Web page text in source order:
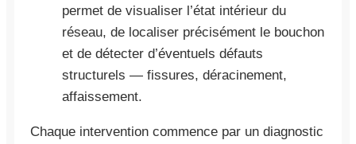
permet de visualiser l’état intérieur du
réseau, de localiser précisément le bouchon
et de détecter d’éventuels défauts
structurels — fissures, déracinement,
affaissement.
Chaque intervention commence par un diagnostic